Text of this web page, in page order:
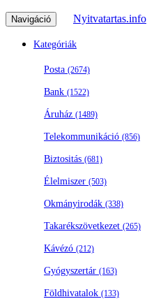
Navigáció Nyitvatartas.info
Kategóriák
Posta (2674)
Bank (1522)
Áruház (1489)
Telekommunikáció (856)
Biztositás (681)
Élelmiszer (503)
Okmányirodák (338)
Takarékszövetkezet (265)
Kávézó (212)
Gyógyszertár (163)
Földhivatalok (133)